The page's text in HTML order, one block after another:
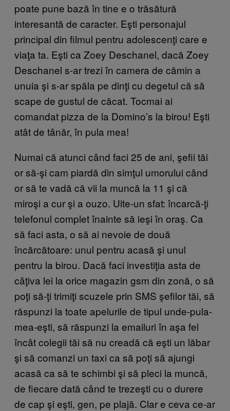
poate pune bază în tine e o trăsătură
interesantă de caracter. Eşti personajul
principal din filmul pentru adolescenţi care e
viaţa ta. Eşti ca Zoey Deschanel, dacă Zoey
Deschanel s-ar trezi în camera de cămin a
unuia şi s-ar spăla pe dinţi cu degetul că să
scape de gustul de căcat. Tocmai ai
comandat pizza de la Domino’s la birou! Eşti
atât de tânăr, în pula mea!
Numai că atunci când faci 25 de ani, şefii tăi
or să-şi cam piardă din simţul umorului când
or să te vadă că vii la muncă la 11 şi că
miroşi a cur şi a ouzo. Uite-un sfat: încarcă-ţi
telefonul complet înainte să ieşi în oraş. Ca
să faci asta, o să ai nevoie de două
încărcătoare: unul pentru acasă şi unul
pentru la birou. Dacă faci investiţia asta de
câţiva lei la orice magazin gsm din zonă, o să
poţi să-ţi trimiţi scuzele prin SMS şefilor tăi, să
răspunzi la toate apelurile de tipul unde-pula-
mea-eşti, să răspunzi la emailuri în aşa fel
încât colegii tăi să nu creadă că eşti un lăbar
şi să comanzi un taxi ca să poţi să ajungi
acasă ca să te schimbi şi să pleci la muncă,
de fiecare dată când te trezeşti cu o durere
de cap şi eşti, gen, pe plajă. Clar e ceva ce-ar